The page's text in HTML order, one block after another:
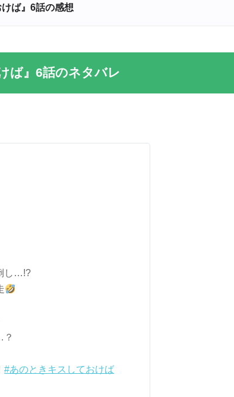
ば』6話の感想
ば』6話のネタバレ
し…!?
？
#あのときキスしておけば